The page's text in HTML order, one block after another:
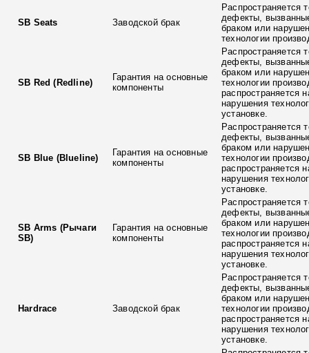
SB Seats Заводской брак
Распространяется
дефекты,
браком или
технологии
SB Red (Redline)
Гарантия на основные
компоненты
Распространяется
дефекты,
браком или
технологии
распространяется
нарушения
установке.
SB Blue (Blueline)
Гарантия на основные
компоненты
Распространяется
дефекты,
браком или
технологии
распространяется
нарушения
установке.
SB Arms (Рычаги
SB)
Гарантия на основные
компоненты
Распространяется
дефекты,
браком или
технологии
распространяется
нарушения
установке.
Hardrace Заводской брак
Распространяется
дефекты,
браком или
технологии
распространяется
нарушения
установке.